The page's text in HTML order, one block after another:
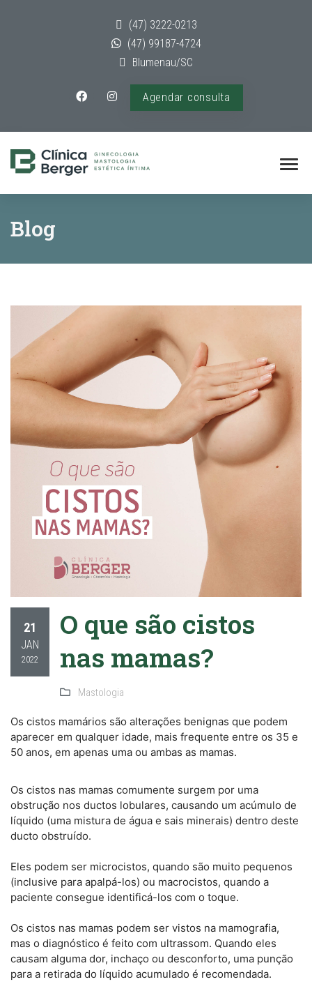
(47) 3222-0213
(47) 99187-4724
Blumenau/SC
Agendar consulta
Blog
21
JAN
2022
O que são cistos
nas mamas?
Mastologia
Os cistos mamários são alterações benignas que podem
aparecer em qualquer idade, mais frequente entre os 35 e
50 anos, em apenas uma ou ambas as mamas. ⠀⠀
Os cistos nas mamas comumente surgem por uma
obstrução nos ductos lobulares, causando um acúmulo de
líquido (uma mistura de água e sais minerais) dentro deste
ducto obstruído. ⠀⠀
Eles podem ser microcistos, quando são muito pequenos
(inclusive para apalpá-los) ou macrocistos, quando a
paciente consegue identificá-los com o toque. ⠀⠀
Os cistos nas mamas podem ser vistos na mamografia,
mas o diagnóstico é feito com ultrassom. Quando eles
causam alguma dor, inchaço ou desconforto, uma punção
para a retirada do líquido acumulado é recomendada. ⠀⠀